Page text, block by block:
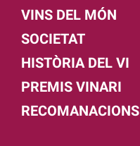
VINS DEL MÓN
SOCIETAT
HISTÒRIA DEL VI
PREMIS VINARI
RECOMANACIONS